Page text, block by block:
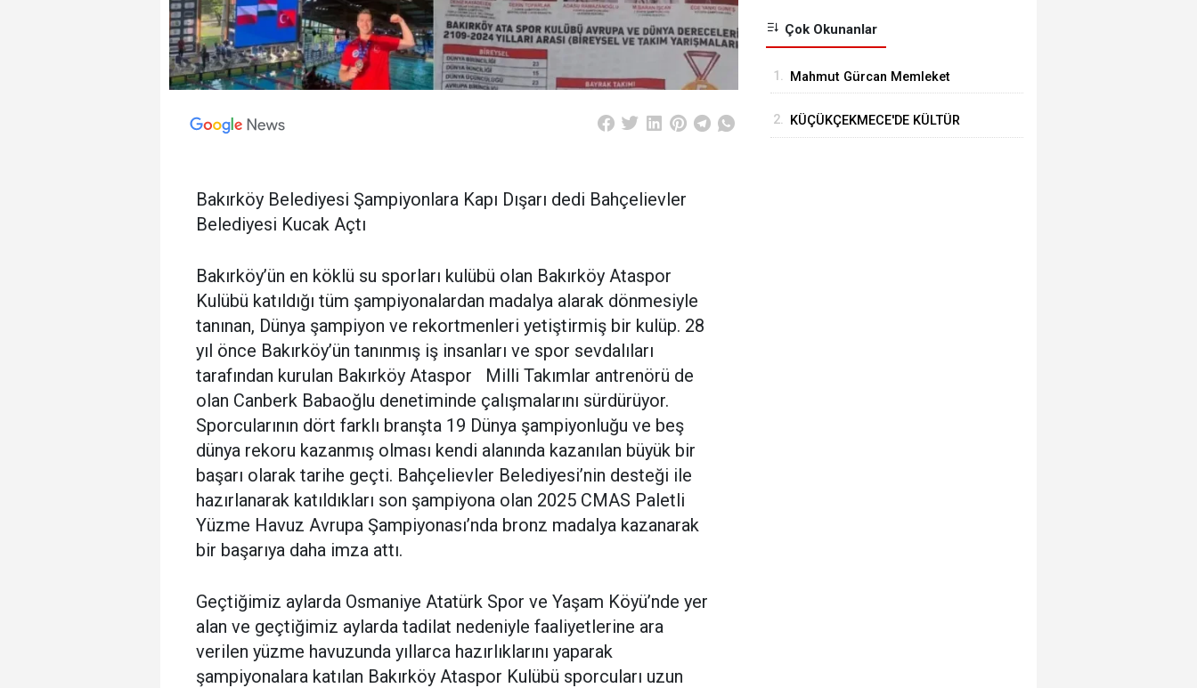
Bakırköy Belediyesi Şampiyonlara Kapı Dışarı dedi Bahçelievler
Belediyesi Kucak Açtı
Bakırköy’ün en köklü su sporları kulübü olan Bakırköy Ataspor
Kulübü katıldığı tüm şampiyonalardan madalya alarak dönmesiyle
tanınan, Dünya şampiyon ve rekortmenleri yetiştirmiş bir kulüp. 28
yıl önce Bakırköy’ün tanınmış iş insanları ve spor sevdalıları
tarafından kurulan Bakırköy Ataspor Milli Takımlar antrenörü de
olan Canberk Babaoğlu denetiminde çalışmalarını sürdürüyor.
Sporcularının dört farklı branşta 19 Dünya şampiyonluğu ve beş
dünya rekoru kazanmış olması kendi alanında kazanılan büyük bir
başarı olarak tarihe geçti. Bahçelievler Belediyesi’nin desteği ile
hazırlanarak katıldıkları son şampiyona olan 2025 CMAS Paletli
Yüzme Havuz Avrupa Şampiyonası’nda bronz madalya kazanarak
bir başarıya daha imza attı.
Geçtiğimiz aylarda Osmaniye Atatürk Spor ve Yaşam Köyü’nde yer
alan ve geçtiğimiz aylarda tadilat nedeniyle faaliyetlerine ara
verilen yüzme havuzunda yıllarca hazırlıklarını yaparak
şampiyonalara katılan Bakırköy Ataspor Kulübü sporcuları uzun
Çok Okunanlar
1. Mahmut Gürcan Memleket
2. KÜÇÜKÇEKMECE'DE KÜLTÜR